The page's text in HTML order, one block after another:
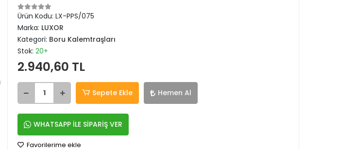
Ürün Kodu: LX-PPS/075
Marka: LUXOR
Kategori: Boru Kalemtraşları
Stok: 20+
2.940,60 TL
Sepete Ekle Hemen Al
WHATSAPP İLE SİPARİŞ VER
Favorilerime ekle